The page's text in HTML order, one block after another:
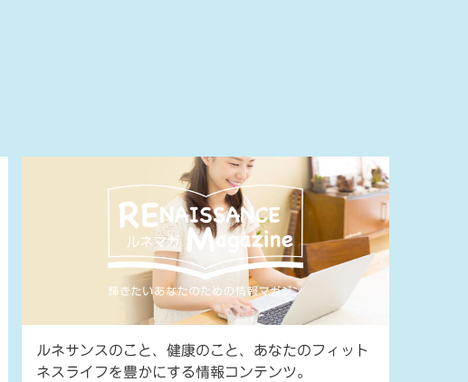
ルネサンスのこと、健康のこと、あなたのフィット
ネスライフを豊かにする情報コンテンツ。